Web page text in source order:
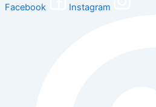
Facebook Instagram